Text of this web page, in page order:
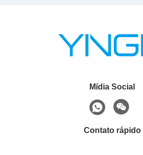
Mídia Social
Contato rápido